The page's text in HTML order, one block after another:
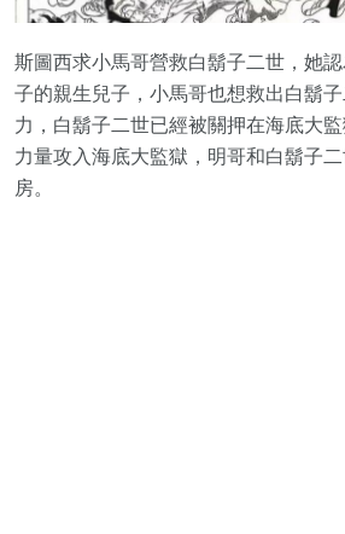
斯圖西求小馬哥營救白鬍子二世，她
子的親生兒子，小馬哥也想救出白鬍
力，白鬍子二世已經被關押在海底大
力量攻入海底大監獄，明哥和白鬍子
房。